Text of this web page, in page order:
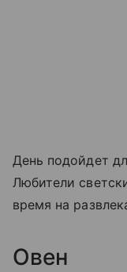
День подойдет
Любители
время на
Овен